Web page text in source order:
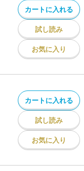
カートに入れる
試し読み
お気に入り
カートに入れる
試し読み
お気に入り